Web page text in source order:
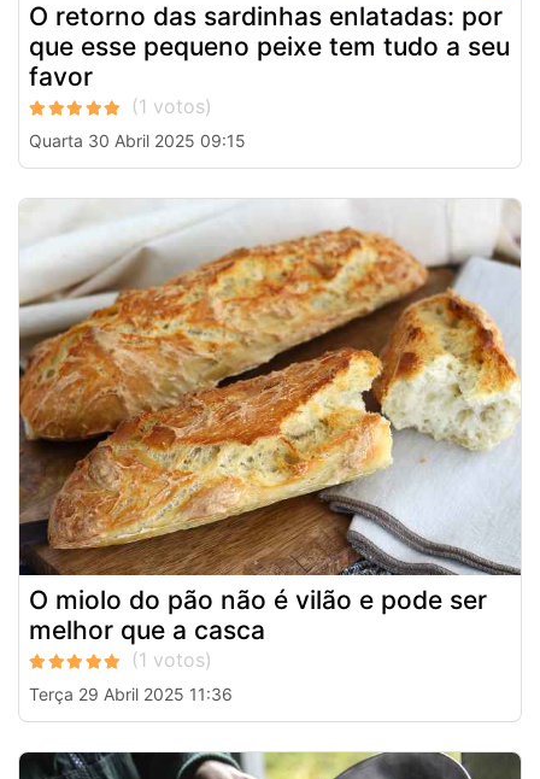
O retorno das sardinhas enlatadas: por
que esse pequeno peixe tem tudo a seu
favor
Quarta 30 Abril 2025 09:15
O miolo do pão não é vilão e pode ser
melhor que a casca
Terça 29 Abril 2025 11:36